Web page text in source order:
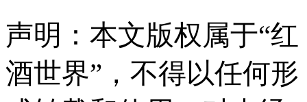
声明：本文版权属于“红
酒世界”，不得以任何形